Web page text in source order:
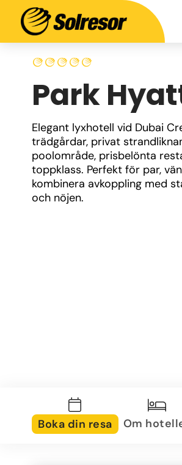
Park
Elegant lyxhotell vid Dubai
trädgårdar, privat
poolområde, prisbelönta
toppklass. Perfekt för par,
kombinera avkoppling med
och nöjen.
Boka din resa Om